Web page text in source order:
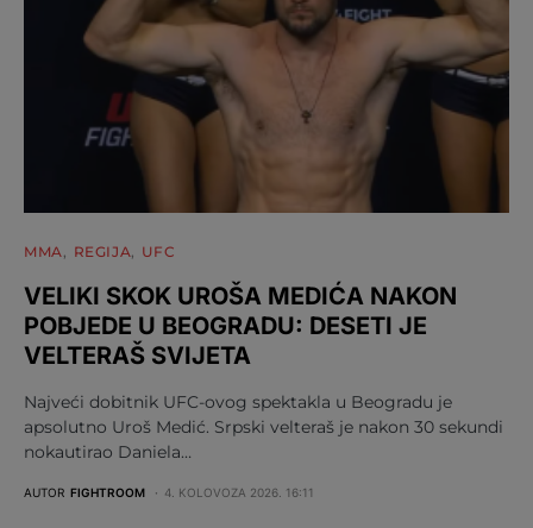
MMA REGIJA UFC
VELIKI SKOK UROŠA MEDIĆA NAKON
POBJEDE U BEOGRADU: DESETI JE
VELTERAŠ SVIJETA
Najveći dobitnik UFC-ovog spektakla u Beogradu je
apsolutno Uroš Medić. Srpski velteraš je nakon 30 sekundi
nokautirao Daniela…
AUTOR FIGHTROOM 4. KOLOVOZA 2026. 16:11